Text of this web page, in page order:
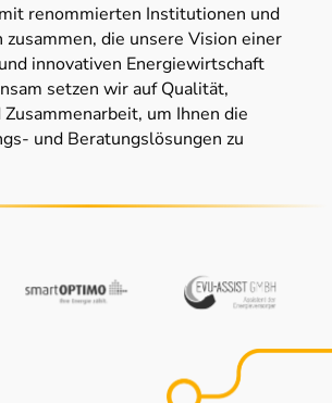
renommierten Institutionen und
die unsere Vision einer
innovativen Energiewirtschaft
setzen wir auf Qualität,
um Ihnen die
und Beratungslösungen zu